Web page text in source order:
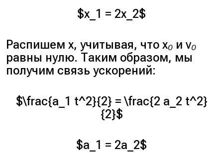
$x_1 = 2x_2$
Распишемx, учитывая, чтоx₀ иv₀
равны нулю. Таким образом, мы
получим связь ускорений:
$\frac{a_1 t^2}{2} = \frac{2 a_2 t^2}
{2}$
$a_1 = 2a_2$